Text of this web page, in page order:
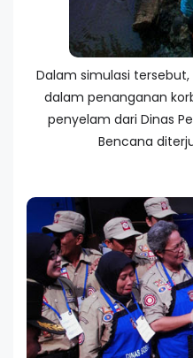
Dalam simulasi
dalam penanganan
penyelam dari Dinas
Bencana